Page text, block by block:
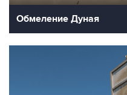
Обмеление Дуная